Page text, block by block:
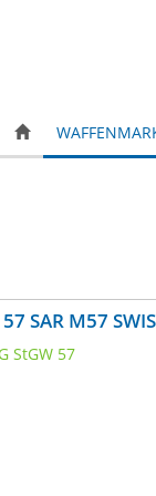
SAR M57